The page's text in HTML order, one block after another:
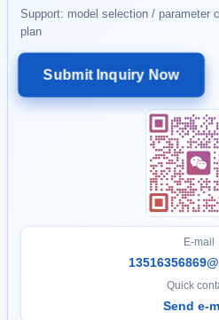
Support: model selection / parameter
plan
Submit Inquiry Now
E-mail
Quick
Send e-